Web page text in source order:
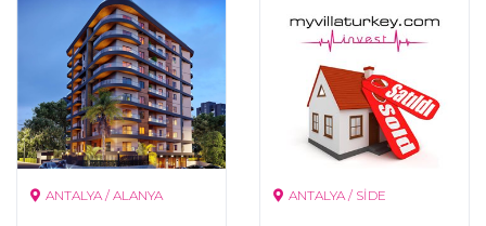
ANTALYA / ALANYA ANTALYA / SİDE